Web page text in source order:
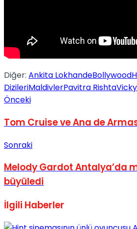
Diğer: Ankita LokhandeBollywood
DizileriMaldivlerPavitra Rishta
Önceki
Tom Cruise ve Ana de
Sonraki
Melody Gardot Antalya’da
büyüledi
İlgili Haberler